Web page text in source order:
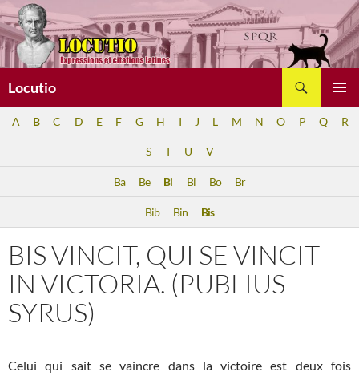
Aller
au
contenu
Locutio
A B C D E F G H I J L M N O P Q R
S T U V
Ba Be Bi Bl Bo Br
Bib Bin Bis
BIS VINCIT, QUI SE VINCIT
IN VICTORIA. (PUBLIUS
SYRUS)
Celui qui sait se vaincre dans la victoire est deux fois